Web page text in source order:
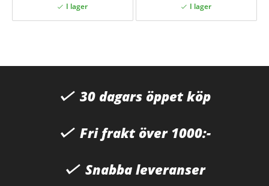
30 dagars öppet köp
Fri frakt över 1000:-
Snabba leveranser